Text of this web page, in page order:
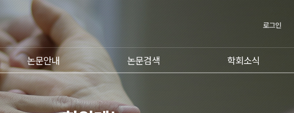
로그인
논문안내 논문검색 학회소식